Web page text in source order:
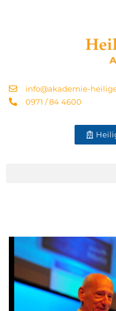
info@akademie-
0971 / 84 4600